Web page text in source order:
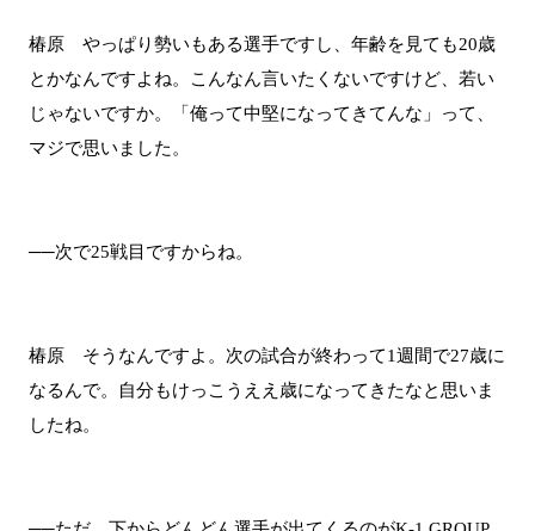
椿原 やっぱり勢いもある選手ですし、年齢を見ても20歳
とかなんですよね。こんなん言いたくないですけど、若い
じゃないですか。「俺って中堅になってきてんな」って、
マジで思いました。
──次で25戦目ですからね。
椿原 そうなんですよ。次の試合が終わって1週間で27歳に
なるんで。自分もけっこうええ歳になってきたなと思いま
したね。